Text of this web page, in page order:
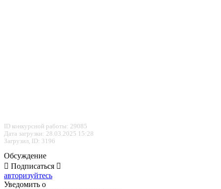
ID конкурсной работы: 29085
Дата загрузки: 28.03.2025 15:28
Загрузил, ID: 3196
Обсуждение
Подписаться
авторизуйтесь
Уведомить о